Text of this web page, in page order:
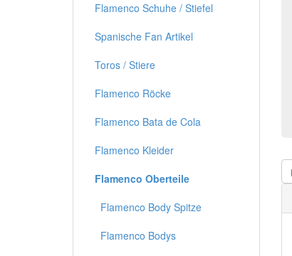
Flamenco Schuhe / Stiefel
Spanische Fan Artikel
Toros / Stiere
Flamenco Röcke
Flamenco Bata de Cola
Flamenco Kleider
Flamenco Oberteile
Flamenco Body Spitze
Flamenco Bodys